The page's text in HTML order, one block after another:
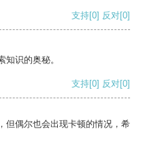
支持[0] 反对[0]
识的奥秘。
支持[0] 反对[0]
但偶尔也会出现卡顿的情况，希